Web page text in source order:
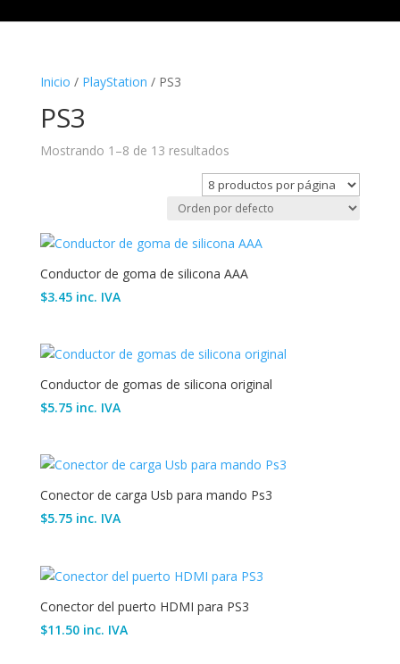
Inicio / PlayStation / PS3
PS3
Mostrando 1–8 de 13 resultados
Conductor de goma de silicona AAA
$3.45 inc. IVA
Conductor de gomas de silicona original
$5.75 inc. IVA
Conector de carga Usb para mando Ps3
$5.75 inc. IVA
Conector del puerto HDMI para PS3
$11.50 inc. IVA